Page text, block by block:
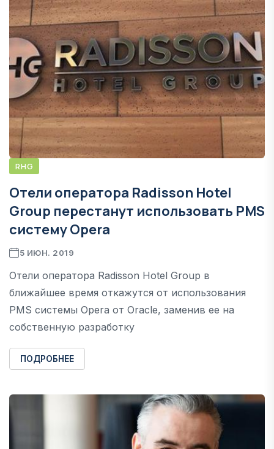
RHG
Отели оператора Radisson Hotel
Group перестанут использовать PMS
систему Opera
5 ИЮН. 2019
Отели оператора Radisson Hotel Group в
ближайшее время откажутся от использования
PMS системы Opera от Oracle, заменив ее на
собственную разработку
ПОДРОБНЕЕ